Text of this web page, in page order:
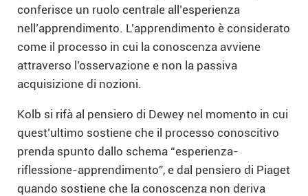
conferisce un ruolo centrale all’esperienza
nell’apprendimento. L’apprendimento è considerato
come il processo in cui la conoscenza avviene
attraverso l’osservazione e non la passiva
acquisizione di nozioni.
Kolb si rifà al pensiero di Dewey nel momento in cui
quest’ultimo sostiene che il processo conoscitivo
prenda spunto dallo schema “esperienza-
riflessione-apprendimento”, e dal pensiero di Piaget
quando sostiene che la conoscenza non deriva